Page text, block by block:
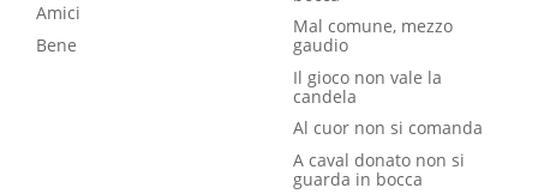
Amici
Bene
Mal comune, mezzo
gaudio
Il gioco non vale la
candela
Al cuor non si comanda
A caval donato non si
guarda in bocca